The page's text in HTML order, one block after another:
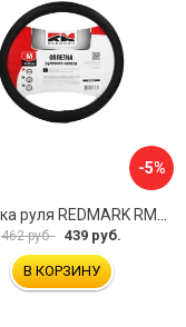
-5%
Оплетка руля REDMARK RM78002
462 руб. 439 руб.
В КОРЗИНУ